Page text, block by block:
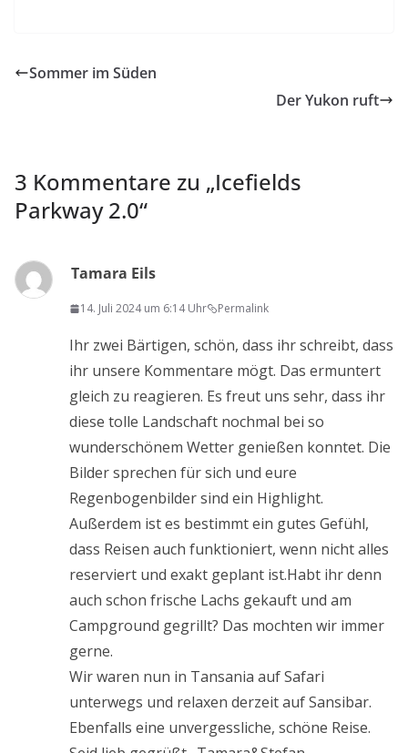
Sommer im Süden
Der Yukon ruft
3 Kommentare zu „Icefields
Parkway 2.0“
Tamara Eils
14. Juli 2024 um 6:14 Uhr Permalink
Ihr zwei Bärtigen, schön, dass ihr schreibt, dass
ihr unsere Kommentare mögt. Das ermuntert
gleich zu reagieren. Es freut uns sehr, dass ihr
diese tolle Landschaft nochmal bei so
wunderschönem Wetter genießen konntet. Die
Bilder sprechen für sich und eure
Regenbogenbilder sind ein Highlight.
Außerdem ist es bestimmt ein gutes Gefühl,
dass Reisen auch funktioniert, wenn nicht alles
reserviert und exakt geplant ist.Habt ihr denn
auch schon frische Lachs gekauft und am
Campground gegrillt? Das mochten wir immer
gerne.
Wir waren nun in Tansania auf Safari
unterwegs und relaxen derzeit auf Sansibar.
Ebenfalls eine unvergessliche, schöne Reise.